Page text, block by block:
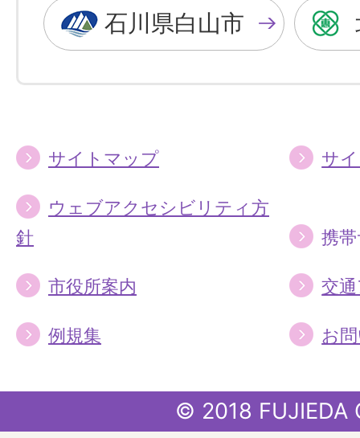
色
に
色
に
石川県白山市
サイトマップ サ
ウェブアクセシビリティ方
針
携
市役所案内 交
例規集 お
© 2018 FUJIEDA